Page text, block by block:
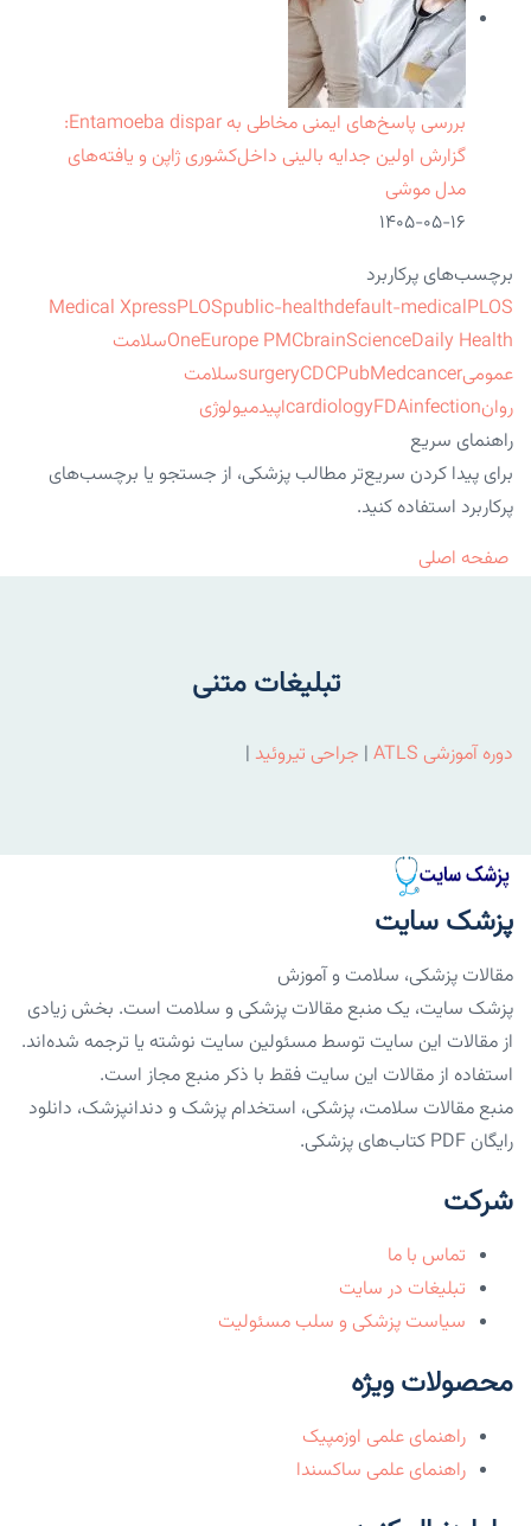
بررسی پاسخ‌های ایمنی مخاطی به Entamoeba dispar:
گزارش اولین جدایه بالینی داخل‌کشوری ژاپن و یافته‌های
مدل موشی
۱۴۰۵-۰۵-۱۶
برچسب‌های پرکاربرد
Medical XpressPLOSpublic-healthdefault-medicalPLOS
OneEurope PMCbrainScienceDaily Health
سلامت
عمومی
surgeryCDCPubMedcancer
سلامت
روان
cardiologyFDAinfection
اپیدمیولوژی
راهنمای سریع
برای پیدا کردن سریع‌تر مطالب پزشکی، از جستجو یا برچسب‌های
پرکاربرد استفاده کنید.
صفحه اصلی
تبلیغات متنی
دوره آموزشی ATLS | جراحی تیروئید |
پزشک سایت
مقالات پزشکی، سلامت و آموزش
پزشک سایت، یک منبع مقالات پزشکی و سلامت است. بخش زیادی
از مقالات این سایت توسط مسئولین سایت نوشته یا ترجمه شده‌اند.
استفاده از مقالات این سایت فقط با ذکر منبع مجاز است.
منبع مقالات سلامت، پزشکی، استخدام پزشک و دندانپزشک، دانلود
رایگان PDF کتاب‌های پزشکی.
شرکت
تماس با ما
تبلیغات در سایت
سیاست پزشکی و سلب مسئولیت
محصولات ویژه
راهنمای علمی اوزمپیک
راهنمای علمی ساکسندا